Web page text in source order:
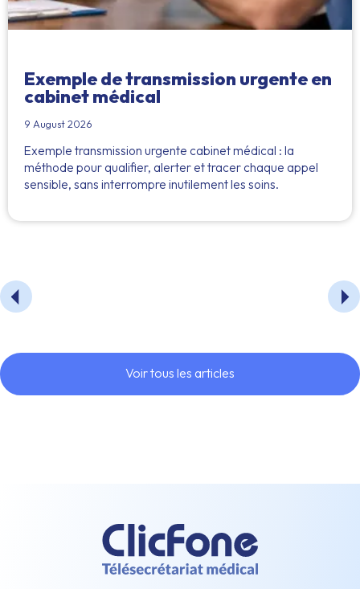
Exemple de transmission urgente en
cabinet médical
9 August 2026
Exemple transmission urgente cabinet médical : la
méthode pour qualifier, alerter et tracer chaque appel
sensible, sans interrompre inutilement les soins.
Voir tous les articles